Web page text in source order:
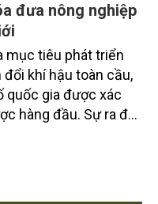
đưa nông nghiệp
mục tiêu phát triển
khí hậu toàn cầu,
quốc gia được xác
hàng đầu. Sự ra đời
cách toàn diện,
và nâng cao hiệu